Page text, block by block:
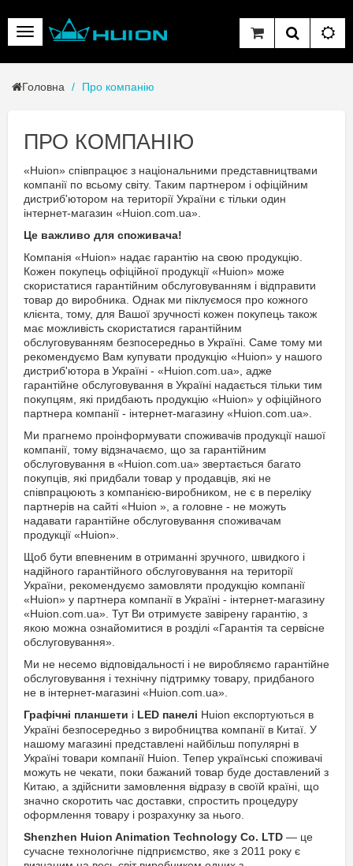
Головна Про компанію
ПРО КОМПАНІЮ
«Huion» співпрацює з національними представництвами
компанії по всьому світу. Таким партнером і офіційним
дистриб'ютором на території України є тільки один
інтернет-магазин «Huion.com.ua».
Це важливо для споживача!
Компанія «Huion» надає гарантію на свою продукцію.
Кожен покупець офіційної продукції «Huion» може
скористатися гарантійним обслуговуванням і відправити
товар до виробника. Однак ми піклуємося про кожного
клієнта, тому, для Вашої зручності кожен покупець також
має можливість скористатися гарантійним
обслуговуванням безпосередньо в Україні. Саме тому ми
рекомендуємо Вам купувати продукцію «Huion» у нашого
дистриб'ютора в Україні - «Huion.com.ua», адже
гарантійне обслуговування в Україні надається тільки тим
покупцям, які придбають продукцію «Huion» у офіційного
партнера компанії - інтернет-магазину «Huion.com.ua».
Ми прагнемо проінформувати споживачів продукції нашої
компанії, тому відзначаємо, що за гарантійним
обслуговування в «Huion.com.ua» звертається багато
покупців, які придбали товар у продавців, які не
співпрацюють з компанією-виробником, не є в переліку
партнерів на сайті «Huion », а головне - не можуть
надавати гарантійне обслуговування споживачам
продукції «Huion».
Щоб бути впевненим в отриманні зручного, швидкого і
надійного гарантійного обслуговування на території
України, рекомендуємо замовляти продукцію компанії
«Huion» у партнера компанії в Україні - інтернет-магазину
«Huion.com.ua». Тут Ви отримуєте завірену гарантію, з
якою можна ознайомитися в розділі «Гарантія та сервісне
обслуговування».
Ми не несемо відповідальності і не виробляємо гарантійне
обслуговування і технічну підтримку товару, придбаного
не в інтернет-магазині «Huion.com.ua».
Графічні планшети і LED панелі Huion експортуються в
Україні безпосередньо з виробництва компанії в Китаї. У
нашому магазині представлені найбільш популярні в
Україні товари компанії Huion. Тепер українські споживачі
можуть не чекати, поки бажаний товар буде доставлений з
Китаю, а здійснити замовлення відразу в своїй країні, що
значно скоротить час доставки, спростить процедуру
оформлення товару і розрахунку за нього.
Shenzhen Huion Animation Technology Co. LTD — це
сучасне технологічне підприємство, яке з 2011 року є